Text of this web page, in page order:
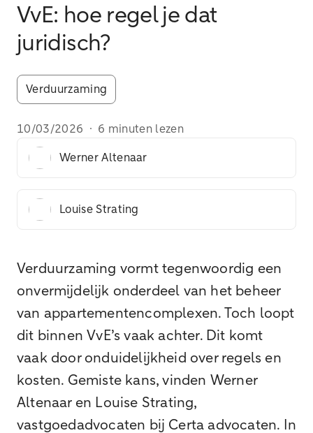
VvE: hoe regel je dat
juridisch?
Verduurzaming
10/03/2026 · 6 minuten lezen
Werner Altenaar
Louise Strating
Verduurzaming vormt tegenwoordig een
onvermijdelijk onderdeel van het beheer
van appartementencomplexen. Toch loopt
dit binnen VvE’s vaak achter. Dit komt
vaak door onduidelijkheid over regels en
kosten. Gemiste kans, vinden Werner
Altenaar en Louise Strating,
vastgoedadvocaten bij Certa advocaten. In